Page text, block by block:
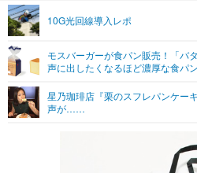
音楽
グラビア
ペット
その他
プッシュ通知の停止方法
10G光回線導入レポ
モスバーガーが食パン販売！「バ
声に出したくなるほど濃厚な食パン
星乃珈琲店『栗のスフレパンケー
声が……